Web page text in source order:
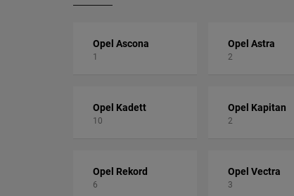
Opel Ascona
1
Opel Astra
2
Opel Kadett
10
Opel Kapitan
2
Opel Rekord
6
Opel Vectra
3